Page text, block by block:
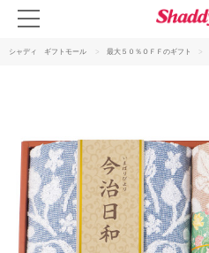
シャディ ギフトモール 最大５０％ＯＦＦのギフト